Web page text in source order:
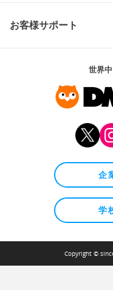
お客様サポート
世界
企
学
Copyright ©